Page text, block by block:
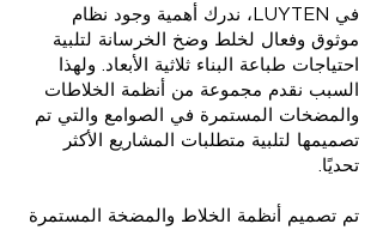
في LUYTEN، ندرك أهمية وجود نظام
موثوق وفعال لخلط وضخ الخرسانة لتلبية
احتياجات طباعة البناء ثلاثية الأبعاد. ولهذا
السبب نقدم مجموعة من أنظمة الخلاطات
والمضخات المستمرة في الصوامع والتي تم
تصميمها لتلبية متطلبات المشاريع الأكثر
تحديًا.
تم تصميم أنظمة الخلاط والمضخة المستمرة